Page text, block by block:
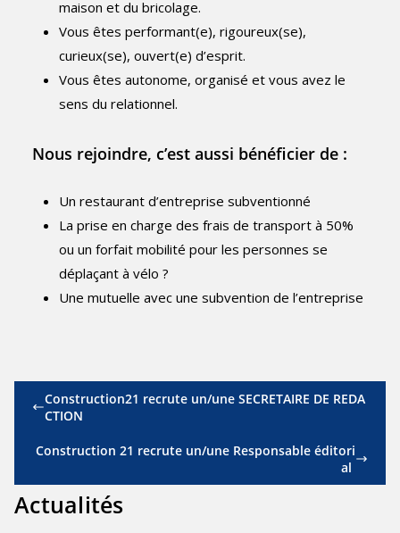
maison et du bricolage.
Vous êtes performant(e), rigoureux(se),
curieux(se), ouvert(e) d’esprit.
Vous êtes autonome, organisé et vous avez le
sens du relationnel.
Nous rejoindre, c’est aussi bénéficier de :
Un restaurant d’entreprise subventionné
La prise en charge des frais de transport à 50%
ou un forfait mobilité pour les personnes se
déplaçant à vélo ?
Une mutuelle avec une subvention de l’entreprise
Construction21 recrute un/une SECRETAIRE DE REDA
CTION
Construction 21 recrute un/une Responsable éditori
al
Actualités